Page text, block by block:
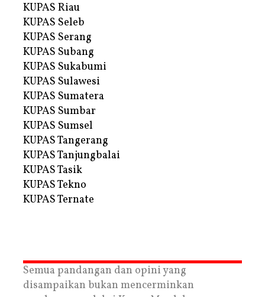
KUPAS Riau
KUPAS Seleb
KUPAS Serang
KUPAS Subang
KUPAS Sukabumi
KUPAS Sulawesi
KUPAS Sumatera
KUPAS Sumbar
KUPAS Sumsel
KUPAS Tangerang
KUPAS Tanjungbalai
KUPAS Tasik
KUPAS Tekno
KUPAS Ternate
Semua pandangan dan opini yang
disampaikan bukan mencerminkan